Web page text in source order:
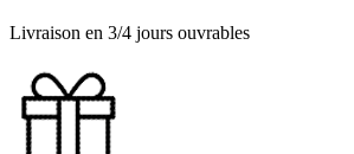
Livraison en 3/4 jours ouvrables